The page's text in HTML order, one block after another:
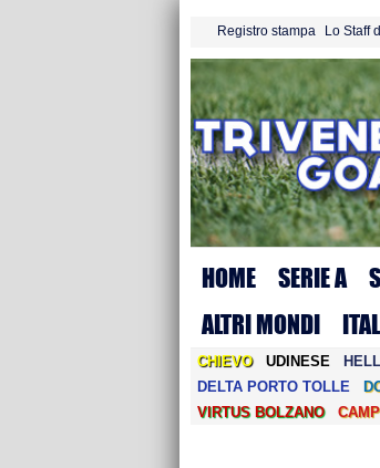
Registro stampa Lo Staff
HOME SERIE A
ALTRI MONDI
CHIEVO UDINESE
DELTA PORTO TOLLE
VIRTUS BOLZANO